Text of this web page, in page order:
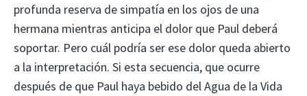
profunda reserva de simpatía en los ojos de una
hermana mientras anticipa el dolor que Paul deberá
soportar. Pero cuál podría ser ese dolor queda abierto
a la interpretación. Si esta secuencia, que ocurre
después de que Paul haya bebido del Agua de la Vida